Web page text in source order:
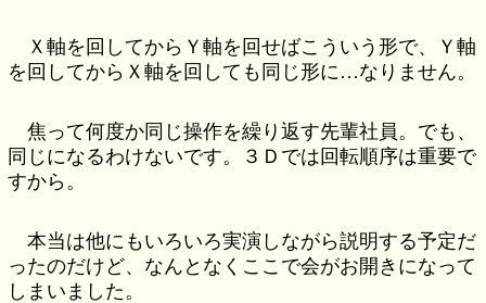
Ｘ軸を回してからＹ軸を回せばこういう形で、Ｙ軸
を回してからＸ軸を回しても同じ形に…なりません。
焦って何度か同じ操作を繰り返す先輩社員。でも、
同じになるわけないです。３Ｄでは回転順序は重要で
すから。
本当は他にもいろいろ実演しながら説明する予定だ
ったのだけど、なんとなくここで会がお開きになって
しまいました。